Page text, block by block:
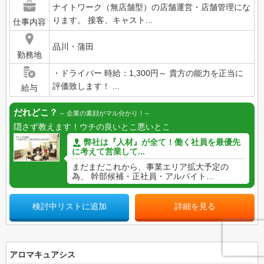
仕事内容
ナイトワーク（無店舗型）の店舗運営・店舗管理にな
ります。 接客、キャスト...
勤務地
品川・蒲田
給与
・ドライバー 時給：1,300円～ 貴方の能力を正当に
評価致します！ ...
だれどこ？ 企業の素顔がマル分かり！
隠さず教えます！ウチの良いとこ悪いとこ
弊社は『人材』が全て！働く社員を最優先
に考えて営業して...
まだまだこれから、事業エリア拡大予定の
為、 幹部候補・正社員・アルバイト...
検討中リストに追加 詳細を見る
アロマキュアシス